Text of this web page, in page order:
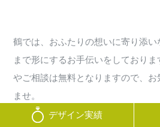
デザイン実績
鶴では、おふたりの想いに寄り添
まで形にするお手伝いをしており
やご相談は無料となりますので、
ませ。